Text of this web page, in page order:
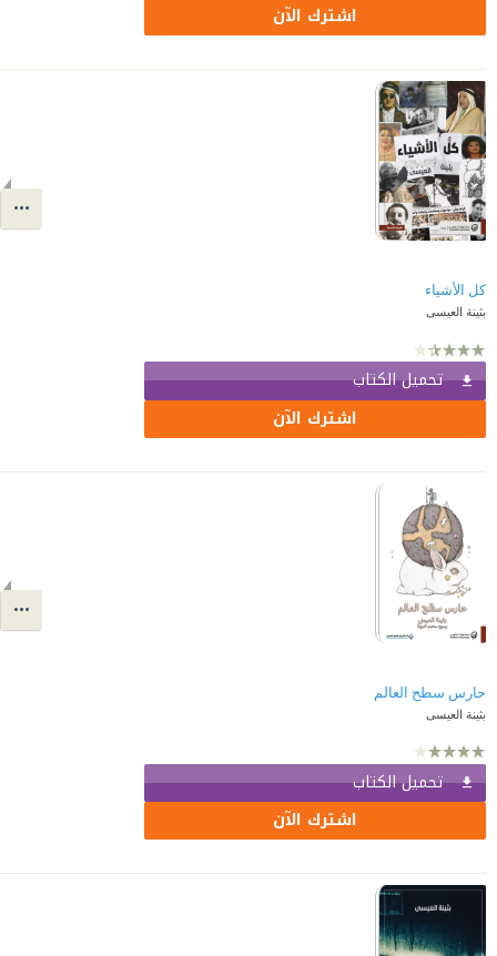
اشترك الآن
كل الأشياء
بثينة العيسى
تحميل الكتاب
اشترك الآن
حارس سطح العالم
بثينة العيسى
تحميل الكتاب
اشترك الآن